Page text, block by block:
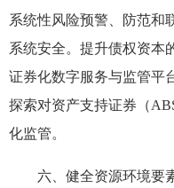
系统性风险预警、防范和
系统安全。提升债权资本
证券化数字服务与监管平
探索对资产支持证券（
化监管。
六、健全资源环境要